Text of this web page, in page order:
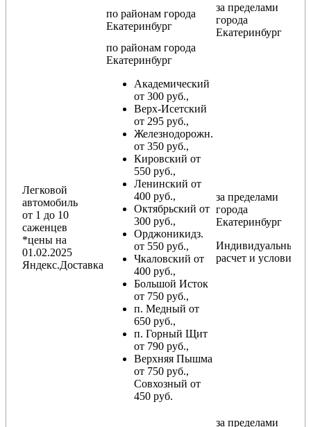
по районам города
Екатеринбург
за пределами
города
Екатеринбург
Легковой
автомобиль
от 1 до 10
саженцев
*цены на
01.02.2025
Яндекс.Доставка
по районам города
Екатеринбург
Академический
от 300 руб.,
Верх-Исетский
от 295 руб.,
Железнодорожн.
от 350 руб.,
Кировский от
550 руб.,
Ленинский от
400 руб.,
Октябрьский от
300 руб.,
Орджоникидз.
от 550 руб.,
Чкаловский от
400 руб.,
Большой Исток
от 750 руб.,
п. Медный от
650 руб.,
п. Горный Щит
от 790 руб.,
Верхняя Пышма
от 750 руб.,
Совхозный от
450 руб.
за пределами
города
Екатеринбург
Индивидуальный
расчет и условия
за пределами